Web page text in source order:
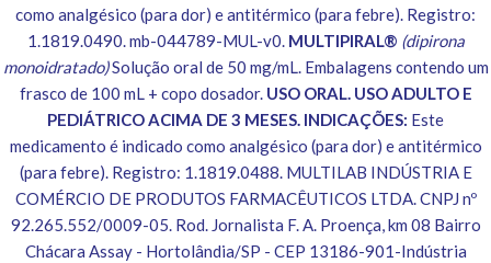
como analgésico (para dor) e antitérmico (para febre). Registro:
1.1819.0490. mb-044789-MUL-v0. MULTIPIRAL® (dipirona
monoidratado)Solução oral de 50 mg/mL. Embalagens contendo um
frasco de 100 mL + copo dosador. USO ORAL. USO ADULTO E
PEDIÁTRICO ACIMA DE 3 MESES. INDICAÇÕES: Este
medicamento é indicado como analgésico (para dor) e antitérmico
(para febre). Registro: 1.1819.0488. MULTILAB INDÚSTRIA E
COMÉRCIO DE PRODUTOS FARMACÊUTICOS LTDA. CNPJ nº
92.265.552/0009-05. Rod. Jornalista F. A. Proença, km 08 Bairro
Chácara Assay - Hortolândia/SP - CEP 13186-901-Indústria